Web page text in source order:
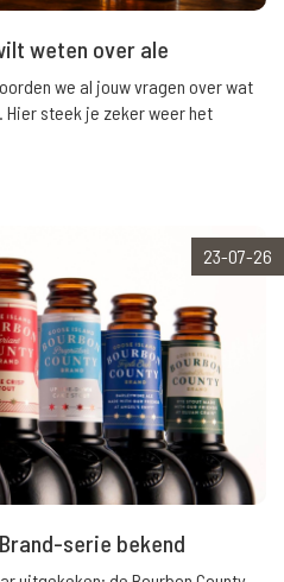
weten over ale
we al jouw vragen over wat
Hier steek je zeker weer het
23-07-26
serie bekend